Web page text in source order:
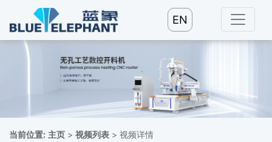
EN
当前位置: 主页 > 视频列表 > 视频详情